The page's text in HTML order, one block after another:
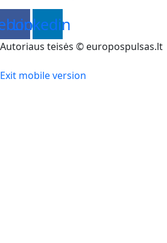
Linkedin
Autoriaus teisės © europospulsas.lt
Exit mobile version